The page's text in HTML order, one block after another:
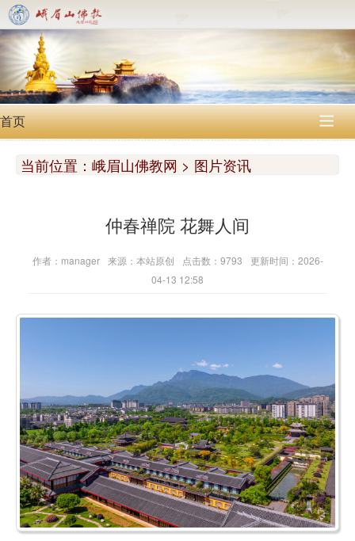
首页 
当前位置： 峨眉山佛教网 > 图片资讯
仲春禅院 花舞人间
作者：manager 来源：本站原创 点击数：9793
更新时间：2026-
04-13 12:58